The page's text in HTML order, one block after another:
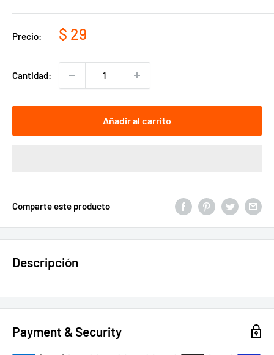
Precio:
Precio
venta
$ 29
Cantidad:
Añadir al carrito
Comparte este producto
Descripción
Payment & Security